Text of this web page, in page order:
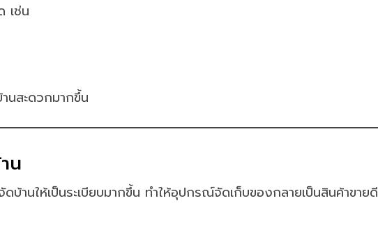
เช่น
นสะดวกมากขึ้น
น
บ้านให้เป็นระเบียบมากขึ้น ทำให้อุปกรณ์จัดเก็บของกลายเป็นสินค้าขายดี